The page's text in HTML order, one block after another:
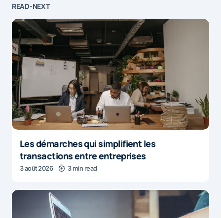
READ-NEXT
Les démarches qui simplifient les
transactions entre entreprises
3 août 2026 3 min read